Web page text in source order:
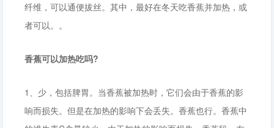
纤维，可以通便拔丝。其中，最好在冬天吃香蕉并加热，或
者可以。。
香蕉可以加热吃吗?
1、少，包括脾胃。当香蕉被加热时，它们会由于香蕉的影
响而损失。但是在加热的影响下会丢失。香蕉也行。香蕉中